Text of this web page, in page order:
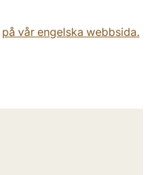
på vår engelska webbsida.